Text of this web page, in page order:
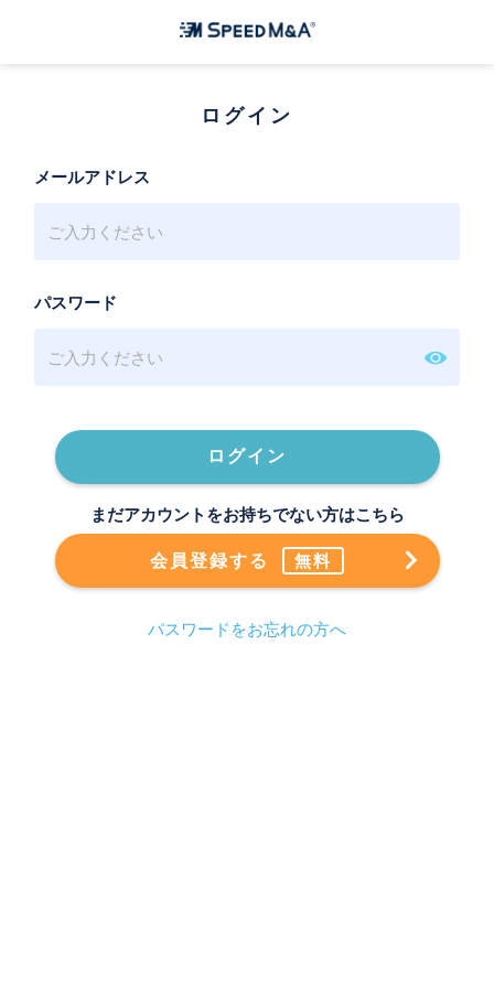
ログイン
メールアドレス
パスワード
ログイン
まだアカウントをお持ちでない方はこちら
会員登録する 無料
パスワードをお忘れの方へ